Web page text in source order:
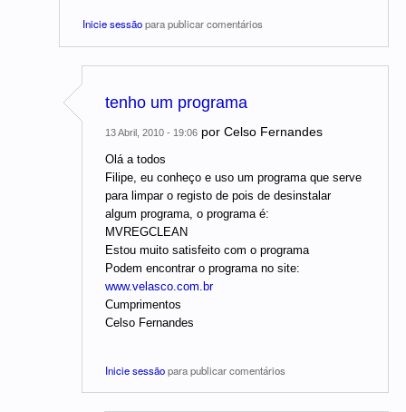
Inicie sessãopara publicar comentários
tenho um programa
13 Abril, 2010 - 19:06 por Celso Fernandes
Olá a todos
Filipe, eu conheço e uso um programa que serve
para limpar o registo de pois de desinstalar
algum programa, o programa é:
MVREGCLEAN
Estou muito satisfeito com o programa
Podem encontrar o programa no site:
www.velasco.com.br
Cumprimentos
Celso Fernandes
Inicie sessãopara publicar comentários